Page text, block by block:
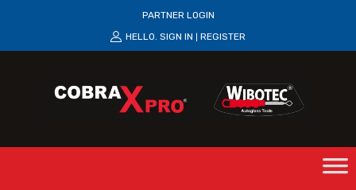
PARTNER LOGIN
HELLO. SIGN IN REGISTER